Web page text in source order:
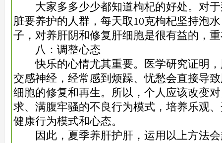
大家多多少少都知道枸杞的好处。对于
脏要养护的人群，每天取10克枸杞坚持泡
子，对养肝阴和修复肝细胞是很有益的，
八：调整心态
快乐的心情尤其重要。医学研究证明，
交感神经，经常感到烦躁、忧愁会直接导
细胞的修复和再生。所以，个人应该改变
求、满腹牢骚的不良行为模式，培养乐观
健康行为模式和心态。
因此，夏季养肝护肝，运用以上方法会